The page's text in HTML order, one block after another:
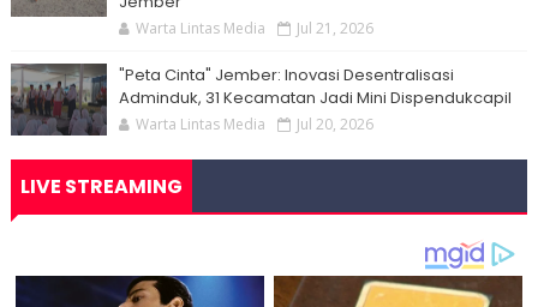
Warta Lintas Media Jul 21, 2026
"Peta Cinta" Jember: Inovasi Desentralisasi
Adminduk, 31 Kecamatan Jadi Mini Dispendukcapil
Warta Lintas Media Jul 20, 2026
LIVE STREAMING